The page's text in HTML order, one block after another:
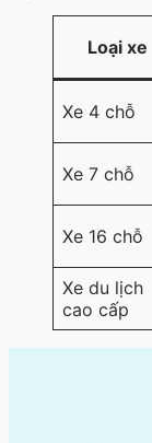
Loại xe
Xe 4 chỗ
Xe 7 chỗ
Xe 16 chỗ
Xe du lịch
cao cấp